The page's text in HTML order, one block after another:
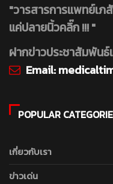
"วารสารการแพทย์เภ
แค่ปลายนิ้วคลิ๊ก !!! "
ฝากข่าวประชาสัมพันธ์
Email:
POPULAR
เกี่ยวกับเรา
ข่าวเด่น